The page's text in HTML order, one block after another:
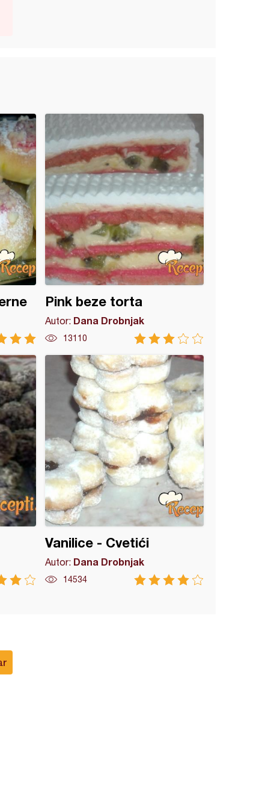
Pink beze torta
Autor: Dana Drobnjak
13110
Vanilice - Cvetići
Autor: Dana Drobnjak
14534